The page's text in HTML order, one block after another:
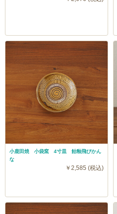
小鹿田焼 小袋窯 4寸皿 飴釉飛びかん
な
￥2,585 (税込)